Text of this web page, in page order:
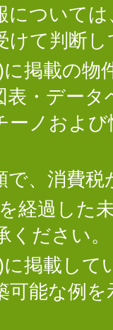
について
けて判断
掲載の物
表・デー
ーノおよ
で、消費
経過した
ださい。
掲載して
可能な例